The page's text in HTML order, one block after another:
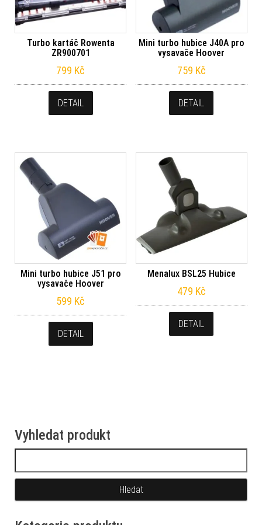
Turbo kartáč Rowenta
ZR900701
799 Kč
DETAIL
Mini turbo hubice J40A pro
vysavače Hoover
759 Kč
DETAIL
Mini turbo hubice J51 pro
vysavače Hoover
599 Kč
DETAIL
Menalux BSL25 Hubice
479 Kč
DETAIL
Vyhledat produkt